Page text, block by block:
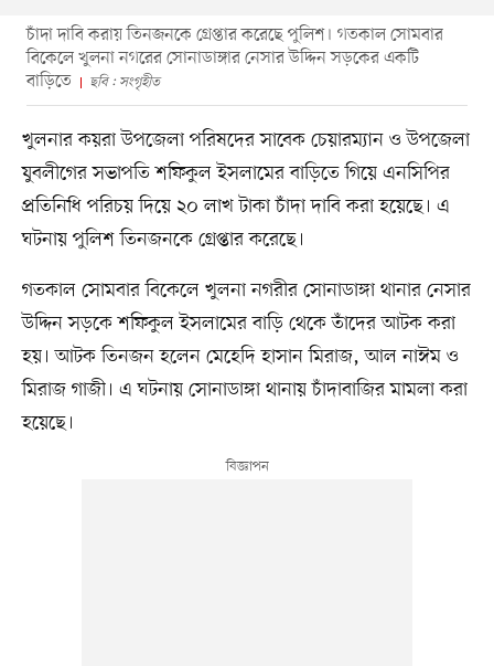
চাঁদা দাবি করায় তিনজনকে গ্রেপ্তার করেছে পুলিশ। গতকাল সোমবার
বিকেলে খুলনা নগরের সোনাডাঙ্গার নেসার উদ্দিন সড়কের একটি
বাড়িতে
ছবি : সংগৃহীত
খুলনার কয়রা উপজেলা পরিষদের সাবেক চেয়ারম্যান ও উপজেলা
যুবলীগের সভাপতি শফিকুল ইসলামের বাড়িতে গিয়ে এনসিপির
প্রতিনিধি পরিচয় দিয়ে ২০ লাখ টাকা চাঁদা দাবি করা হয়েছে। এ
ঘটনায় পুলিশ তিনজনকে গ্রেপ্তার করেছে।
গতকাল সোমবার বিকেলে খুলনা নগরীর সোনাডাঙ্গা থানার নেসার
উদ্দিন সড়কে শফিকুল ইসলামের বাড়ি থেকে তাঁদের আটক করা
হয়। আটক তিনজন হলেন মেহেদি হাসান মিরাজ, আল নাঈম ও
মিরাজ গাজী। এ ঘটনায় সোনাডাঙ্গা থানায় চাঁদাবাজির মামলা করা
হয়েছে।